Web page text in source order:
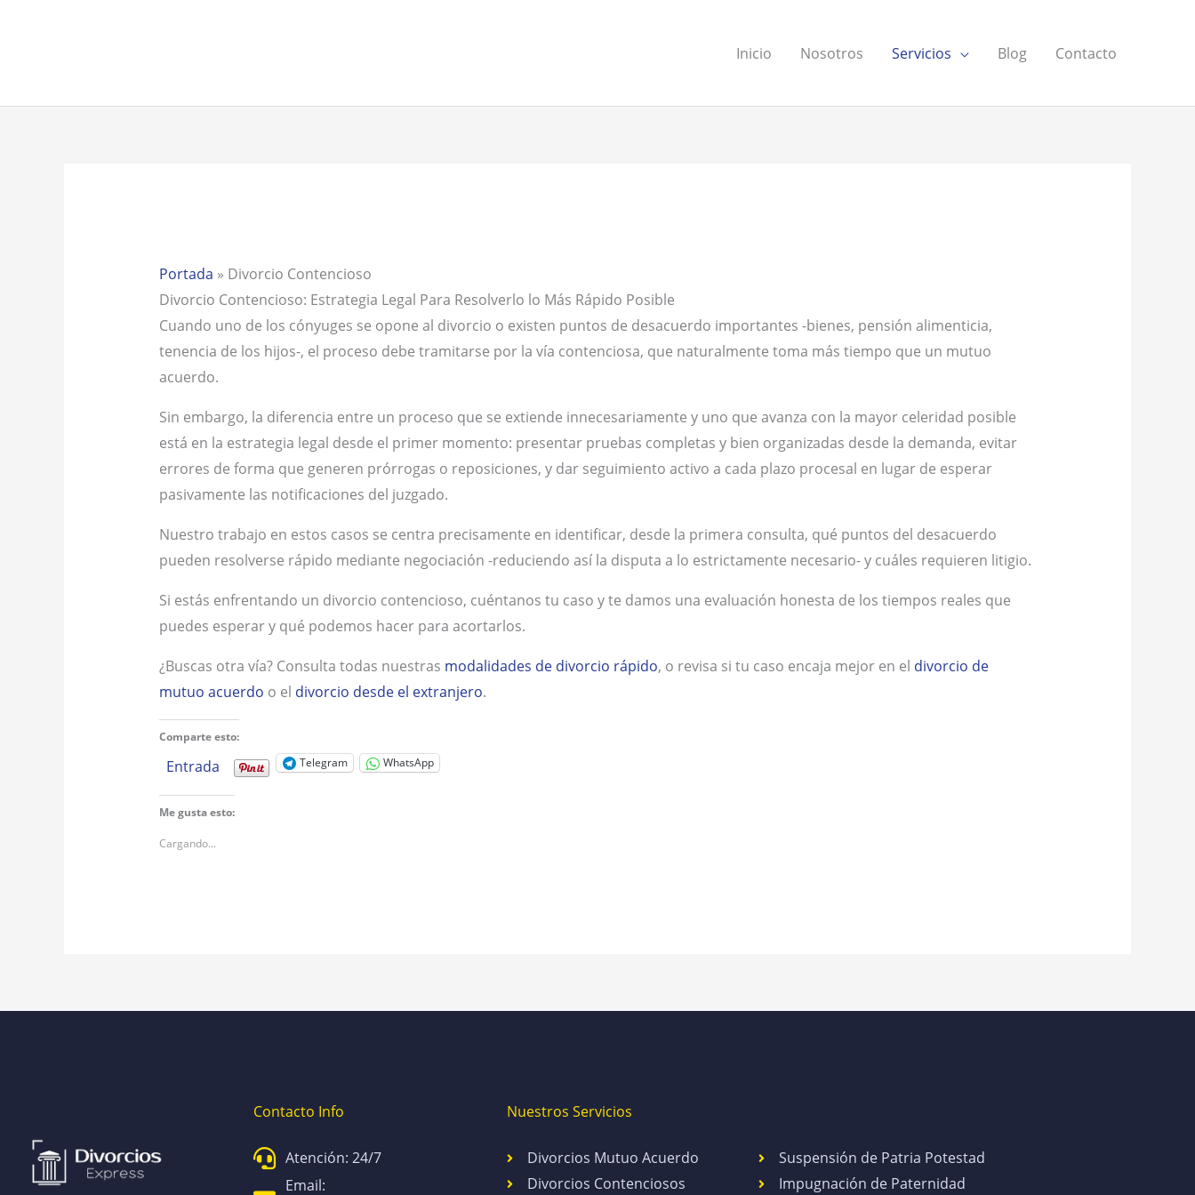
Inicio Nosotros Servicios Blog Contacto
Portada » Divorcio Contencioso
Divorcio Contencioso: Estrategia Legal Para Resolverlo lo Más Rápido Posible
Cuando uno de los cónyuges se opone al divorcio o existen puntos de desacuerdo importantes -bienes, pensión alimenticia,
tenencia de los hijos-, el proceso debe tramitarse por la vía contenciosa, que naturalmente toma más tiempo que un mutuo
acuerdo.
Sin embargo, la diferencia entre un proceso que se extiende innecesariamente y uno que avanza con la mayor celeridad posible
está en la estrategia legal desde el primer momento: presentar pruebas completas y bien organizadas desde la demanda, evitar
errores de forma que generen prórrogas o reposiciones, y dar seguimiento activo a cada plazo procesal en lugar de esperar
pasivamente las notificaciones del juzgado.
Nuestro trabajo en estos casos se centra precisamente en identificar, desde la primera consulta, qué puntos del desacuerdo
pueden resolverse rápido mediante negociación -reduciendo así la disputa a lo estrictamente necesario- y cuáles requieren litigio.
Si estás enfrentando un divorcio contencioso, cuéntanos tu caso y te damos una evaluación honesta de los tiempos reales que
puedes esperar y qué podemos hacer para acortarlos.
¿Buscas otra vía? Consulta todas nuestras modalidades de divorcio rápido, o revisa si tu caso encaja mejor en el divorcio de
mutuo acuerdo o el divorcio desde el extranjero.
Comparte esto:
Entrada Telegram WhatsApp
Me gusta esto:
Cargando...
Contacto Info
Atención: 24/7
Email:
Nuestros Servicios
Divorcios Mutuo Acuerdo
Divorcios Contenciosos
Suspensión de Patria Potestad
Impugnación de Paternidad